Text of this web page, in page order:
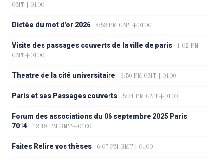
GMT+0100
Dictée du mot d’or 2026 8:52 PM GMT+0100
Visite des passages couverts de la ville de paris
1:02 PM
GMT+0100
Theatre de la cité universitaire 6:50 PM GMT+0100
Paris et ses Passages couverts 5:34 PM GMT+0100
Forum des associations du 06 septembre 2025 Paris
7014
12:19 PM GMT+0100
Faites Relire vos thèses 6:07 PM GMT+0100